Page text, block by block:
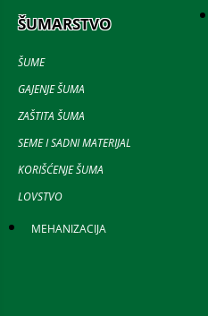
ŠUMARSTVO
ŠUME
GAJENJE ŠUMA
ZAŠTITA ŠUMA
SEME I SADNI MATERIJAL
KORIŠĆENJE ŠUMA
LOVSTVO
MEHANIZACIJA